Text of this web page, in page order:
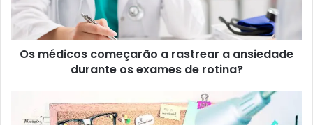
ansiedade
durante
os
exames
Os médicos começarão a rastrear a ansiedade
durante os exames de rotina?